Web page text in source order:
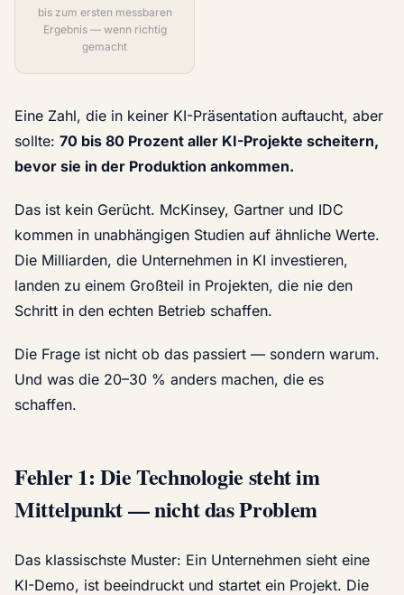
bis zum ersten messbaren
Ergebnis — wenn richtig
gemacht
Eine Zahl, die in keiner KI-Präsentation auftaucht, aber
sollte: 70 bis 80 Prozent aller KI-Projekte scheitern,
bevor sie in der Produktion ankommen.
Das ist kein Gerücht. McKinsey, Gartner und IDC
kommen in unabhängigen Studien auf ähnliche Werte.
Die Milliarden, die Unternehmen in KI investieren,
landen zu einem Großteil in Projekten, die nie den
Schritt in den echten Betrieb schaffen.
Die Frage ist nicht ob das passiert — sondern warum.
Und was die 20–30 % anders machen, die es
schaffen.
Fehler 1: Die Technologie steht im
Mittelpunkt — nicht das Problem
Das klassischste Muster: Ein Unternehmen sieht eine
KI-Demo, ist beeindruckt und startet ein Projekt. Die